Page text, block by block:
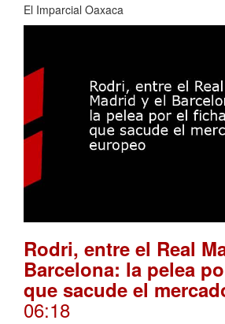
El Imparcial Oaxaca
Rodri, entre el Real
Barcelona: la pelea
que sacude el
06:18